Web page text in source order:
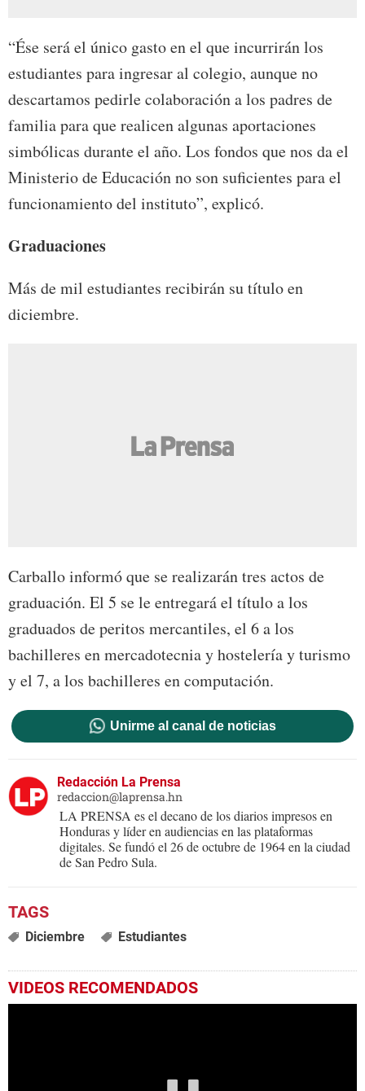
“Ése será el único gasto en el que incurrirán los
estudiantes para ingresar al colegio, aunque no
descartamos pedirle colaboración a los padres de
familia para que realicen algunas aportaciones
simbólicas durante el año. Los fondos que nos da el
Ministerio de Educación no son suficientes para el
funcionamiento del instituto”, explicó.
Graduaciones
Más de mil estudiantes recibirán su título en
diciembre.
Carballo informó que se realizarán tres actos de
graduación. El 5 se le entregará el título a los
graduados de peritos mercantiles, el 6 a los
bachilleres en mercadotecnia y hostelería y turismo
y el 7, a los bachilleres en computación.
Unirme al canal de noticias
Redacción La Prensa
redaccion@laprensa.hn
LA PRENSA es el decano de los diarios impresos en
Honduras y líder en audiencias en las plataformas
digitales. Se fundó el 26 de octubre de 1964 en la ciudad
de San Pedro Sula.
Diciembre Estudiantes
VIDEOS RECOMENDADOS